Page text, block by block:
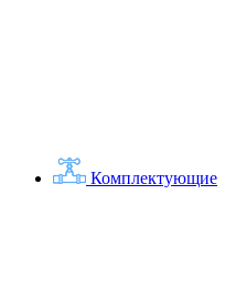
Комплектующие